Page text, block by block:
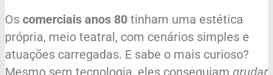
Os comerciais anos 80 tinham uma estética
própria, meio teatral, com cenários simples e
atuações carregadas. E sabe o mais curioso?
Mesmo sem tecnologia, eles conseguiam grudar